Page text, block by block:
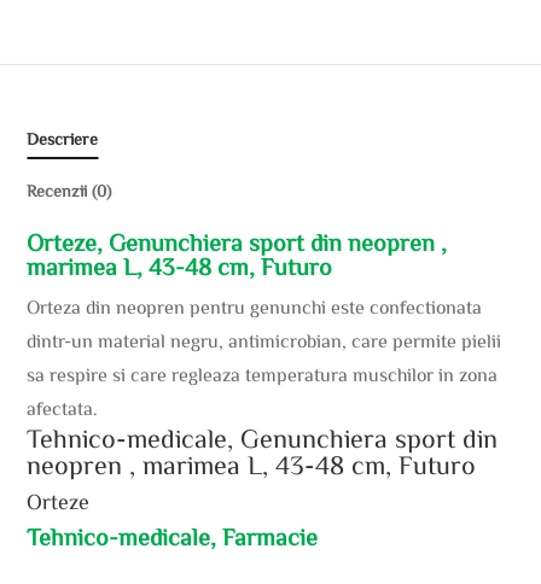
Descriere
Recenzii (0)
Orteze, Genunchiera sport din neopren ,
marimea L, 43-48 cm, Futuro
Orteza din neopren pentru genunchi este confectionata
dintr-un material negru, antimicrobian, care permite pielii
sa respire si care regleaza temperatura muschilor in zona
afectata.
Tehnico-medicale, Genunchiera sport din
neopren , marimea L, 43-48 cm, Futuro
Orteze
Tehnico-medicale, Farmacie